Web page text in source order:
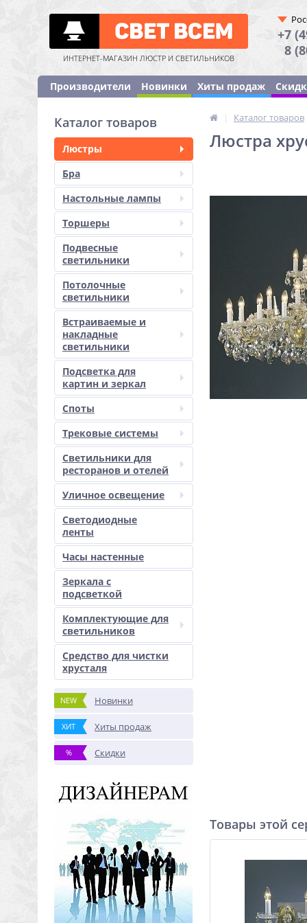
ИНТЕРНЕТ-МАГАЗИН ЛЮСТР И СВЕТИЛЬНИКОВ
+7
8
Производители Новинки Хиты продаж
Каталог товаров
Люстры
Бра
Настольные лампы
Торшеры
Подвесные
светильники
Потолочные
светильники
Встраиваемые и
накладные
светильники
Подсветка для
картин и зеркал
Споты
Трековые системы
Светильники для
ресторанов и отелей
Уличное освещение
Светодиодные
ленты
Часы настенные
Зеркала с
подсветкой
Комплектующие для
светильников
Средство для чистки
хрусталя
NEW Новинки
ХИТ Хиты продаж
% Скидки
| Каталог товаров
Люстра
Товары этой